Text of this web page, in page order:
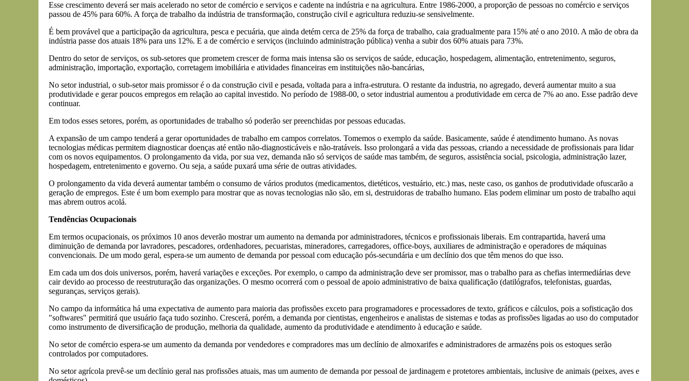
Esse crescimento deverá ser mais acelerado no setor de comércio e serviços e cadente na indústria e na agricultura. Entre 1986-2000, a proporção de pessoas no comércio e serviços
passou de 45% para 60%. A força de trabalho da indústria de transformação, construção civil e agricultura reduziu-se sensivelmente.
É bem provável que a participação da agricultura, pesca e pecuária, que ainda detém cerca de 25% da força de trabalho, caia gradualmente para 15% até o ano 2010. A mão de obra da
indústria passe dos atuais 18% para uns 12%. E a de comércio e serviços (incluindo administração pública) venha a subir dos 60% atuais para 73%.
Dentro do setor de serviços, os sub-setores que prometem crescer de forma mais intensa são os serviços de saúde, educação, hospedagem, alimentação, entretenimento, seguros,
administração, importação, exportação, corretagem imobiliária e atividades financeiras em instituições não-bancárias,
No setor industrial, o sub-setor mais promissor é o da construção civil e pesada, voltada para a infra-estrutura. O restante da industria, no agregado, deverá aumentar muito a sua
produtividade e gerar poucos empregos em relação ao capital investido. No período de 1988-00, o setor industrial aumentou a produtividade em cerca de 7% ao ano. Esse padrão deve
continuar.
Em todos esses setores, porém, as oportunidades de trabalho só poderão ser preenchidas por pessoas educadas.
A expansão de um campo tenderá a gerar oportunidades de trabalho em campos correlatos. Tomemos o exemplo da saúde. Basicamente, saúde é atendimento humano. As novas
tecnologias médicas permitem diagnosticar doenças até então não-diagnosticáveis e não-tratáveis. Isso prolongará a vida das pessoas, criando a necessidade de profissionais para lidar
com os novos equipamentos. O prolongamento da vida, por sua vez, demanda não só serviços de saúde mas também, de seguros, assistência social, psicologia, administração lazer,
hospedagem, entretenimento e governo. Ou seja, a saúde puxará uma série de outras atividades.
O prolongamento da vida deverá aumentar também o consumo de vários produtos (medicamentos, dietéticos, vestuário, etc.) mas, neste caso, os ganhos de produtividade ofuscarão a
geração de empregos. Este é um bom exemplo para mostrar que as novas tecnologias não são, em si, destruidoras de trabalho humano. Elas podem eliminar um posto de trabalho aqui
mas abrem outros acolá.
Tendências Ocupacionais
Em termos ocupacionais, os próximos 10 anos deverão mostrar um aumento na demanda por administradores, técnicos e profissionais liberais. Em contrapartida, haverá uma
diminuição de demanda por lavradores, pescadores, ordenhadores, pecuaristas, mineradores, carregadores, office-boys, auxiliares de administração e operadores de máquinas
convencionais. De um modo geral, espera-se um aumento de demanda por pessoal com educação pós-secundária e um declínio dos que têm menos do que isso.
Em cada um dos dois universos, porém, haverá variações e exceções. Por exemplo, o campo da administração deve ser promissor, mas o trabalho para as chefias intermediárias deve
cair devido ao processo de reestruturação das organizações. O mesmo ocorrerá com o pessoal de apoio administrativo de baixa qualificação (datilógrafos, telefonistas, guardas,
seguranças, serviços gerais).
No campo da informática há uma expectativa de aumento para maioria das profissões exceto para programadores e processadores de texto, gráficos e cálculos, pois a sofisticação dos
"softwares" permitirá que usuário faça tudo sozinho. Crescerá, porém, a demanda por cientistas, engenheiros e analistas de sistemas e todas as profissões ligadas ao uso do computador
como instrumento de diversificação de produção, melhoria da qualidade, aumento da produtividade e atendimento à educação e saúde.
No setor de comércio espera-se um aumento da demanda por vendedores e compradores mas um declínio de almoxarifes e administradores de armazéns pois os estoques serão
controlados por computadores.
No setor agrícola prevê-se um declínio geral nas profissões atuais, mas um aumento de demanda por pessoal de jardinagem e protetores ambientais, inclusive de animais (peixes, aves e